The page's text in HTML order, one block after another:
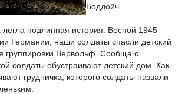
Боддойч
подлинная история. Весной 1945
Германии, наши солдаты спасли детский
группировки Вервольф. Сообща с
солдаты обустраивают детский дом. Как-
грудничка, которого солдаты назвали